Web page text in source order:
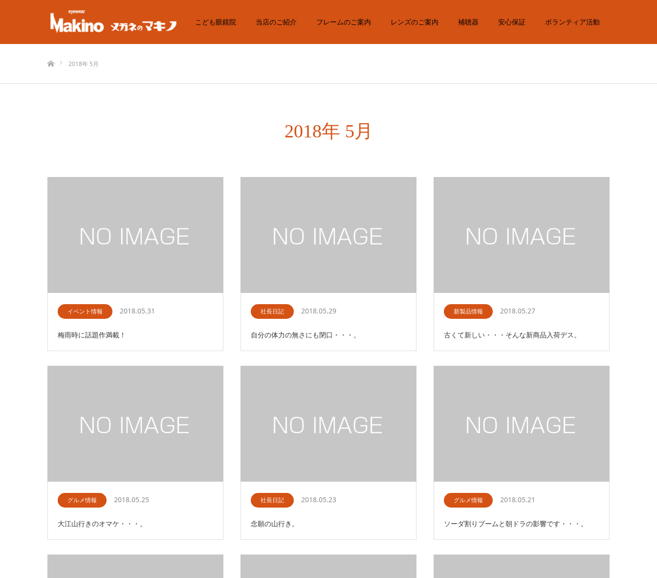
こども眼鏡院 当店のご紹介 フレームのご案内 レンズのご案内 補聴器 安心保証 ボランティア活動
2018年 5月
2018年 5月
イベント情報 2018.05.31
梅雨時に話題作満載！
社長日記 2018.05.29
自分の体力の無さにも閉口・・・。
新製品情報 2018.05.27
古くて新しい・・・そんな新商品入荷デス。
グルメ情報 2018.05.25
大江山行きのオマケ・・・。
社長日記 2018.05.23
念願の山行き。
グルメ情報 2018.05.21
ソーダ割りブームと朝ドラの影響です・・・。